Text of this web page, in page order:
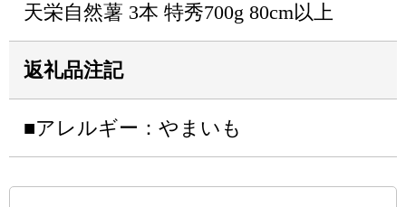
天栄自然薯 3本 特秀700g 80cm以上
返礼品注記
■アレルギー：やまいも